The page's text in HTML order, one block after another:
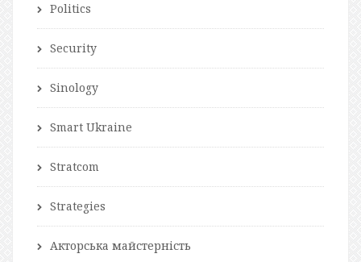
Politics
Security
Sinology
Smart Ukraine
Stratcom
Strategies
Акторська майстерність